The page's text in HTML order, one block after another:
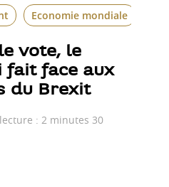
Economie mondiale
vote, le
fait face aux
du Brexit
: 2 minutes 30